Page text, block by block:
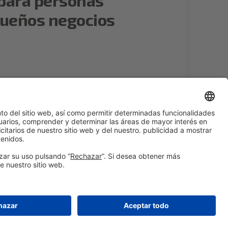
negocios
Leer más
© 2026 Fira de Barcelona